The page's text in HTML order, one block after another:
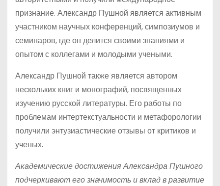
признание. Александр Пушной является активным
участником научных конференций, симпозиумов и
семинаров, где он делится своими знаниями и
опытом с коллегами и молодыми учеными.
Александр Пушной также является автором
нескольких книг и монографий, посвященных
изучению русской литературы. Его работы по
проблемам интертекстуальности и метафорологии
получили энтузиастические отзывы от критиков и
ученых.
Академические достижения Александра Пушного
подчеркивают его значимость и вклад в развитие